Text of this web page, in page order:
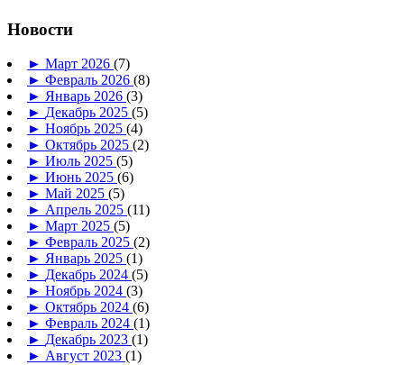
Новости
► Март 2026 (7)
► Февраль 2026 (8)
► Январь 2026 (3)
► Декабрь 2025 (5)
► Ноябрь 2025 (4)
► Октябрь 2025 (2)
► Июль 2025 (5)
► Июнь 2025 (6)
► Май 2025 (5)
► Апрель 2025 (11)
► Март 2025 (5)
► Февраль 2025 (2)
► Январь 2025 (1)
► Декабрь 2024 (5)
► Ноябрь 2024 (3)
► Октябрь 2024 (6)
► Февраль 2024 (1)
► Декабрь 2023 (1)
► Август 2023 (1)